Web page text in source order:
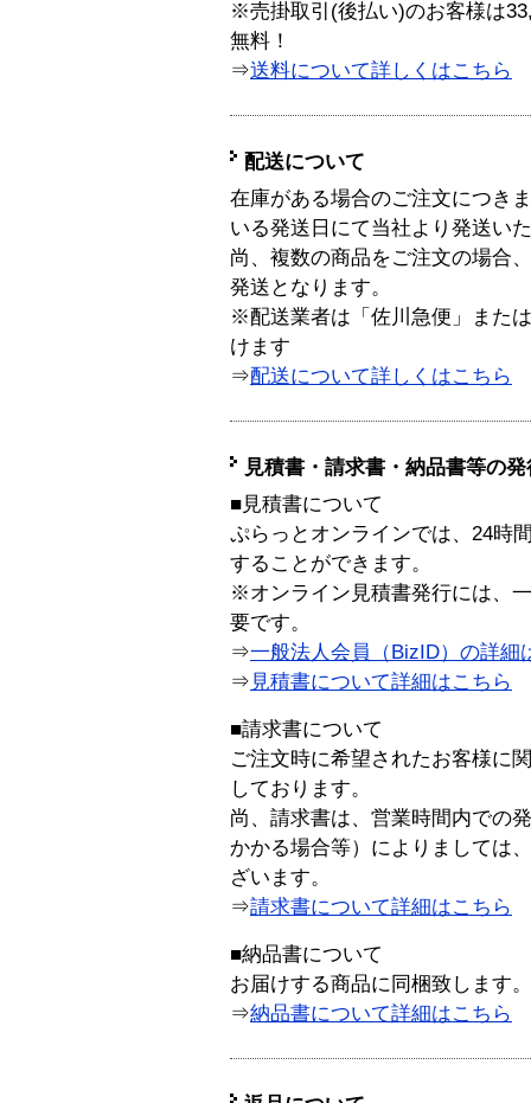
※売掛取引(後払い)のお客様は
無料！
⇒送料について詳しくはこちら
配送について
在庫がある場合のご注文につき
いる発送日にて当社より発送い
尚、複数の商品をご注文の場合
発送となります。
※配送業者は「佐川急便」また
けます
⇒配送について詳しくはこちら
見積書・請求書・納品書等の
■見積書について
ぷらっとオンラインでは、24時
することができます。
※オンライン見積書発行には、
要です。
⇒一般法人会員（BizID）の詳細
⇒ 見積書について詳細はこちら
■請求書について
ご注文時に希望されたお客様に
しております。
尚、請求書は、営業時間内での
かかる場合等）によりましては
ざいます。
⇒請求書について詳細はこちら
■納品書について
お届けする商品に同梱致します。
⇒納品書について詳細はこちら